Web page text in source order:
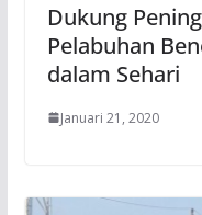
Dukung
Pelabuhan
dalam Sehari
Januari 21, 2020